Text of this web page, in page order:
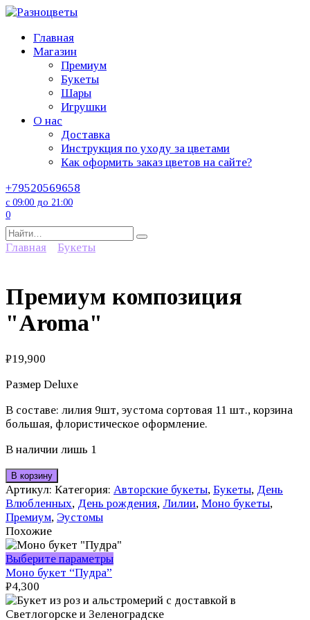
Перейти
содержанию
Главная
Магазин
Премиум
Букеты
Шары
Игрушки
О нас
Доставка
Инструкция по уходу за цветами
Как оформить заказ цветов на сайте?
+79520569658
с 09:00 до 21:00
0
Search
for:
Главная Букеты
Премиум композиция
"Aroma"
₽19,900
Размер Deluxe
В составе: лилия 9шт, эустома сортовая 11 шт., корзина
большая, флористическое оформление.
В наличии лишь 1
В корзину
Артикул: Категория: Авторские букеты, Букеты, День
Влюбленных, День рождения, Лилии, Моно букеты,
Премиум, Эустомы
Похожие
Выберите параметрыЭтот
несколько
вариаций.
Моно букет “Пудра”
₽4,300